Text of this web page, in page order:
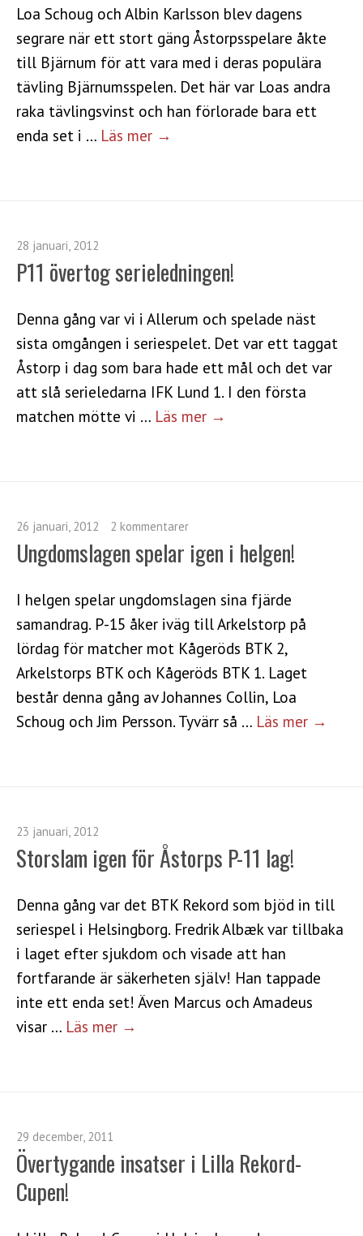
Loa Schoug och Albin Karlsson blev dagens
segrare när ett stort gäng Åstorpsspelare åkte
till Bjärnum för att vara med i deras populära
tävling Bjärnumsspelen. Det här var Loas andra
raka tävlingsvinst och han förlorade bara ett
enda set i … Läs mer →
28 januari, 2012
P11 övertog serieledningen!
Denna gång var vi i Allerum och spelade näst
sista omgången i seriespelet. Det var ett taggat
Åstorp i dag som bara hade ett mål och det var
att slå serieledarna IFK Lund 1. I den första
matchen mötte vi … Läs mer →
26 januari, 2012 2 kommentarer
Ungdomslagen spelar igen i helgen!
I helgen spelar ungdomslagen sina fjärde
samandrag. P-15 åker iväg till Arkelstorp på
lördag för matcher mot Kågeröds BTK 2,
Arkelstorps BTK och Kågeröds BTK 1. Laget
består denna gång av Johannes Collin, Loa
Schoug och Jim Persson. Tyvärr så … Läs mer →
23 januari, 2012
Storslam igen för Åstorps P-11 lag!
Denna gång var det BTK Rekord som bjöd in till
seriespel i Helsingborg. Fredrik Albæk var tillbaka
i laget efter sjukdom och visade att han
fortfarande är säkerheten själv! Han tappade
inte ett enda set! Även Marcus och Amadeus
visar … Läs mer →
29 december, 2011
Övertygande insatser i Lilla Rekord-
Cupen!